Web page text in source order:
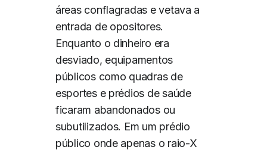
áreas conflagradas e vetava a
entrada de opositores.
Enquanto o dinheiro era
desviado, equipamentos
públicos como quadras de
esportes e prédios de saúde
ficaram abandonados ou
subutilizados. Em um prédio
público onde apenas o raio-X